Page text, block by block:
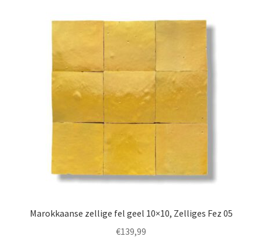
Marokkaanse zellige fel geel 10×10, Zelliges Fez 05
€139,99